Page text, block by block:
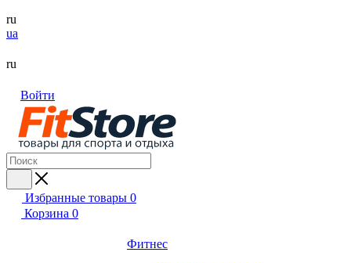
ru
ua
ru
Войти
Избранные товары 0
Корзина 0
Фитнес